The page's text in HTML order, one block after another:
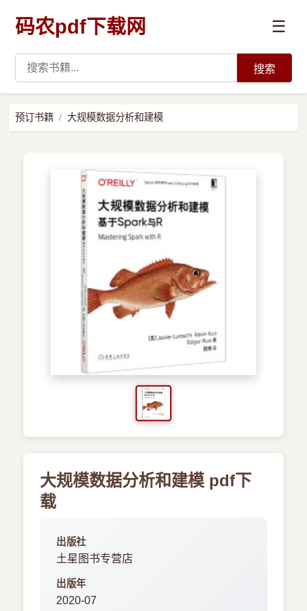
码农pdf下载网 ☰
预订书籍
搜索
预订书籍 大规模数据分析和建模
大规模数据分析和建模 pdf下
载
出版社
土星图书专营店
出版年
2020-07